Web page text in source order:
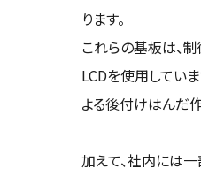
ります。
これらの基板は、
LCDを使用してい
よる後付けはんだ
加えて、社内には